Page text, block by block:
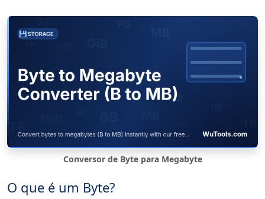
Conversor de Byte para Megabyte
O que é um Byte?